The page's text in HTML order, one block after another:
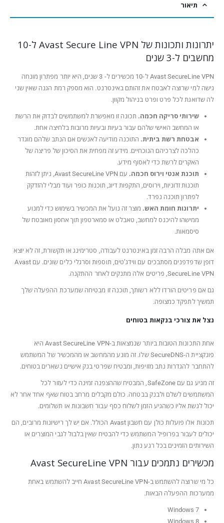
תיאור
יתרונות ותכונות של Avast Secure Line VPN ל-10
מחשבים ל-3 שנים
Avast SecureLine VPN ל-10 מכשירים ל- 3 שנים, היא יותר מפתרון מונחה
גישה למי שרוצה לאבטח את זהותם באינטרנט. הוא מספק רמת הגנה שאין שני
לה שדואגת לכל פרט ופרט בניהול מקוון.
שירותי סריקה חכמה. תכונה זו מאפשרת למשתמשים לבדוק את הרשת
או המחשב האישי שלהם עבור בעיות ובעיות מרובות בלחיצה אחת.
אבטחת רשת ביתית. התוכנה מודיעה לאנשים אם הנתב שלהם מוגדר
כהלכה לצרכיהם הנוכחיים. מידע זה מפחית את הסיכון של פריצה של
האקרים לרשת כדי לאסוף מידע.
תוכנת אנטי וירוס חכמה.
עם Avast SecureLine VPN, ניתן לזהות
תוכנות זדוניות, וירוסים, התקפות דיוג, תוכנות כופר ועוד מבלי להזדקק
לפתרון תוכנה נפרד.
יתרונות חומת האש. מוצר זה נועל את המכשיר בשימוש כדי למנוע
ממישהו להיכנס למחשב, טאבלט או סמארטפון תוך אחסון מאובטח של
סיסמאות.
אם אתה מבלה הרבה זמן באינטרנט לעבודה, סטרימינג או תקשורת, זה לא יוצא
דופן שדפדפנים מסתבכים עם ווידג’טים, תוספות וסרגלי כלים שונים. עם Avast
SecureLine VPN, פריטים אלה מתנקים לאחר ההתקנה.
גם אם פריטים הורדו ללא רשותך, תוכנה זו מבטיחה שמערכת ההפעלה שלך
תמשיך לתפקד כמצופה.
נצל את צורכי בנקאות בטוחים
אחת התכונות הטובות ביותר שנמצאות ב-Avast SecureLine VPN היא
פונקציית ה-SecureDNS שלו. זה מונע מהמחשב או מהמכשיר של המשתמש
להתחבר להגדרות נתב מזויפות, ומבטיח שפרטי בנק אישיים נשארים בטוחים.
זה מגיע גם עם SafeZone, המבטיח שההצפנה זמינה כדי לעזור לכל
המשתמשים לשלם ולבנק בבטחה. כולם מקבלים מרחב בטוח שאף אחד אחר לא
יכול לגשת אליו כשהגיע הזמן לשלוח כסף עבור חשבונות או תשלומים.
תכונות אלו פועלות כולן עם חשבון Avast הכולל. אם יש לך רישיונות מרובים, הם
יכולים לעבור בפרופיל המשתמש כדי להבטיח שאין בלבול לגבי המוצרים או
השירותים הזמינים בכל רגע נתון.
מכשירים נתמכים עבור Avast SecureLine VPN
כל מי שרוצה להשתמש ב-Avast SecureLine VPN חייב להשתמש באחת
ממערכות ההפעלה הבאות.
Windows 7
Windows 8